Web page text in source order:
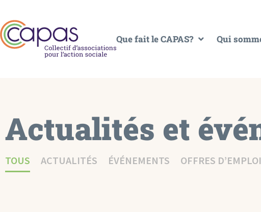
Que fait le CAPAS? Qui
Actualités et
TOUS ACTUALITÉS ÉVÉNEMENTS OFFRES D’EMPLOI